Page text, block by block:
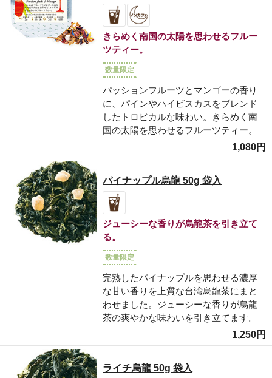
きらめく南国の太陽を思わせるフルー
ツティー。
数量限定
パッションフルーツとマンゴーの香り
に、パインやハイビスカスをブレンド
したトロピカルな味わい。きらめく南
国の太陽を思わせるフルーツティー。
1,080円
パイナップル烏龍 50g 袋入
ジューシーな香りが烏龍茶を引き立て
る。
数量限定
完熟したパイナップルを思わせる濃厚
な甘い香りを上質な台湾烏龍茶にまと
わせました。ジューシーな香りが烏龍
茶の爽やかな味わいを引き立てます。
1,250円
ライチ烏龍 50g 袋入